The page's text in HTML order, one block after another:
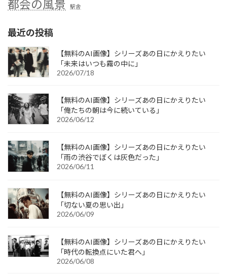
都会の風景 駅舎
最近の投稿
【無料のAI画像】シリーズあの日にかえりたい
「未来はいつも霧の中に」
2026/07/18
【無料のAI画像】シリーズあの日にかえりたい
「俺たちの朝は今に続いている」
2026/06/12
【無料のAI画像】シリーズあの日にかえりたい
「雨の渋谷でぼくは灰色だった」
2026/06/11
【無料のAI画像】シリーズあの日にかえりたい
「切ない夏の思い出」
2026/06/09
【無料のAI画像】シリーズあの日にかえりたい
「時代の転換点にいた君へ」
2026/06/08